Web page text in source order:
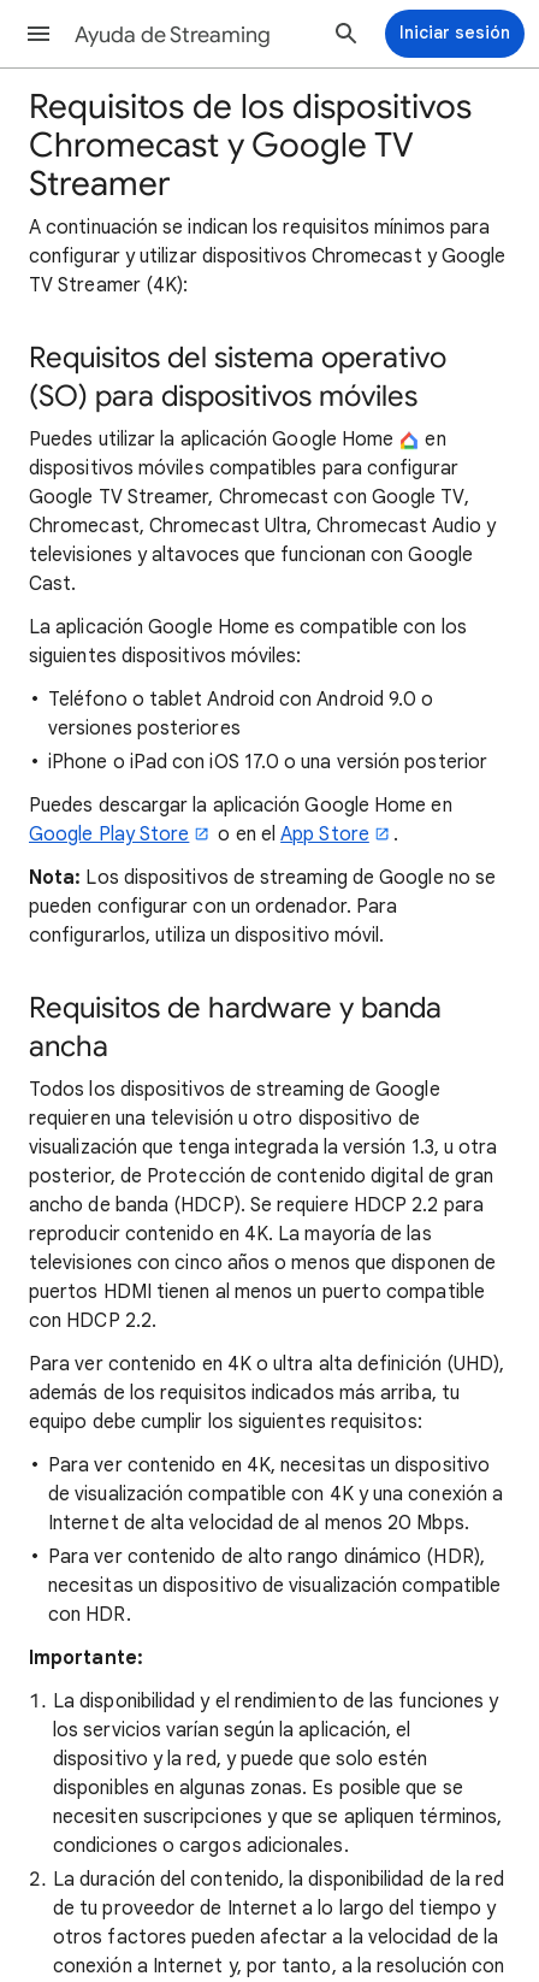
Ayuda de Streaming Iniciar sesión
Requisitos de los dispositivos
Chromecast y Google TV
Streamer
A continuación se indican los requisitos mínimos para
configurar y utilizar dispositivos Chromecast y Google
TV Streamer (4K):
Requisitos del sistema operativo
(SO) para dispositivos móviles
Puedes utilizar la aplicación Google Home
en
dispositivos móviles compatibles para configurar
Google TV Streamer, Chromecast con Google TV,
Chromecast, Chromecast Ultra, Chromecast Audio y
televisiones y altavoces que funcionan con Google
Cast.
La aplicación Google Home es compatible con los
siguientes dispositivos móviles:
Teléfono o tablet Android con Android 9.0 o
versiones posteriores
iPhone o iPad con iOS 17.0 o una versión posterior
Puedes descargar la aplicación Google Home en
Google Play Store
o en elApp Store
.
Nota: Los dispositivos de streaming de Google no se
pueden configurar con un ordenador. Para
configurarlos, utiliza un dispositivo móvil.
Requisitos de hardware y banda
ancha
Todos los dispositivos de streaming de Google
requieren una televisión u otro dispositivo de
visualización que tenga integrada la versión 1.3, u otra
posterior, de Protección de contenido digital de gran
ancho de banda (HDCP). Se requiere HDCP 2.2 para
reproducir contenido en 4K. La mayoría de las
televisiones con cinco años o menos que disponen de
puertos HDMI tienen al menos un puerto compatible
con HDCP 2.2.
Para ver contenido en 4K o ultra alta definición (UHD),
además de los requisitos indicados más arriba, tu
equipo debe cumplir los siguientes requisitos:
Para ver contenido en 4K, necesitas un dispositivo
de visualización compatible con 4K y una conexión a
Internet de alta velocidad de al menos 20 Mbps.
Para ver contenido de alto rango dinámico (HDR),
necesitas un dispositivo de visualización compatible
con HDR.
Importante:
La disponibilidad y el rendimiento de las funciones y
los servicios varían según la aplicación, el
dispositivo y la red, y puede que solo estén
disponibles en algunas zonas. Es posible que se
necesiten suscripciones y que se apliquen términos,
condiciones o cargos adicionales.
La duración del contenido, la disponibilidad de la red
de tu proveedor de Internet a lo largo del tiempo y
otros factores pueden afectar a la velocidad de la
conexión a Internet y, por tanto, a la resolución con